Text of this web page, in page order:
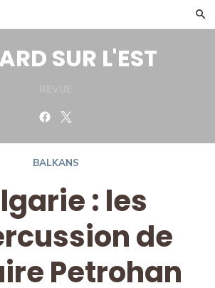
SUR L'EST
Facebook
BALKANS
: les
de
Petrohan